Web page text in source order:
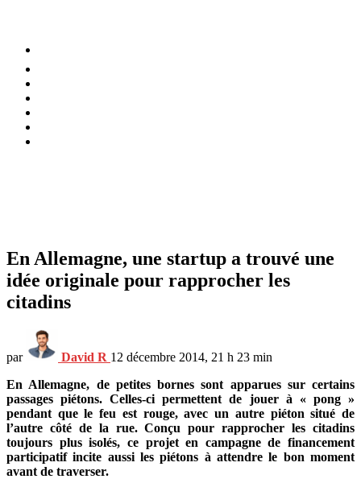
En Allemagne, une startup a trouvé une
idée originale pour rapprocher les
citadins
par David R 12 décembre 2014, 21 h 23 min
En Allemagne, de petites bornes sont apparues sur certains
passages piétons. Celles-ci permettent de jouer à « pong »
pendant que le feu est rouge, avec un autre piéton situé de
l’autre côté de la rue. Conçu pour rapprocher les citadins
toujours plus isolés, ce projet en campagne de financement
participatif incite aussi les piétons à attendre le bon moment
avant de traverser.